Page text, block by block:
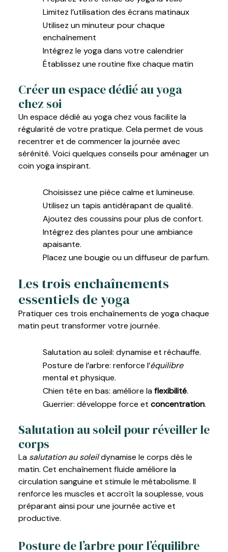
Limitez l’utilisation des écrans matinaux
Utilisez un minuteur pour chaque
enchaînement
Intégrez le yoga dans votre calendrier
Établissez une routine fixe chaque matin
Créer un espace dédié au yoga
chez soi
Un espace dédié au yoga chez vous facilite la
régularité de votre pratique. Cela permet de vous
recentrer et de commencer la journée avec
sérénité. Voici quelques conseils pour aménager un
coin yoga inspirant.
Choisissez une pièce calme et lumineuse.
Utilisez un tapis antidérapant de qualité.
Ajoutez des coussins pour plus de confort.
Intégrez des plantes pour une ambiance
apaisante.
Placez une bougie ou un diffuseur de parfum.
Les trois enchaînements
essentiels de yoga
Pratiquer ces trois enchaînements de yoga chaque
matin peut transformer votre journée.
Salutation au soleil: dynamise et réchauffe.
Posture de l’arbre: renforce l’équilibre
mental et physique.
Chien tête en bas: améliore laflexibilité.
Guerrier: développe force et concentration.
Salutation au soleil pour réveiller le
corps
La salutation au soleildynamise le corps dès le
matin. Cet enchaînement fluide améliore la
circulation sanguine et stimule le métabolisme. Il
renforce les muscles et accroît la souplesse, vous
préparant ainsi pour une journée active et
productive.
Posture de l’arbre pour l’équilibre